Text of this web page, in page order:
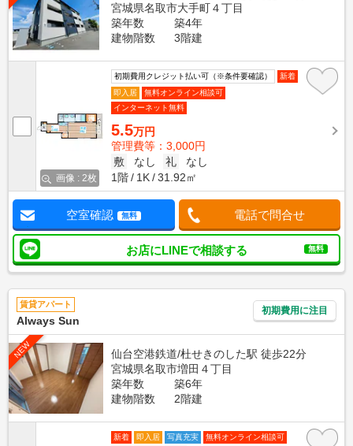
宮城県名取市大手町４丁目
築年数
築4年
建物階数
3階建
画像 : 2枚
初期費用クレジット払い可（※条件要確認）
新着
即入居
無料オンライン相談可
インターネット無料
5.5万円
管理費等：3,000円
敷
なし 礼
なし
1階
1K 31.92㎡
空室確認 無料 電話で問合せ
お店にLINEで相談する 無料
賃貸アパート
Always Sun
初期費用に注目
NEW
仙台空港鉄道/杜せきのした駅 徒歩22分
宮城県名取市増田４丁目
築年数
築6年
建物階数
2階建
新着 即入居 写真充実
無料オンライン相談可